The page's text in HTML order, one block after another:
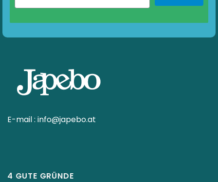
E-mail : info@japebo.at
4 GUTE GRÜNDE